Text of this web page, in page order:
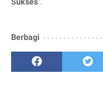
Berbagi